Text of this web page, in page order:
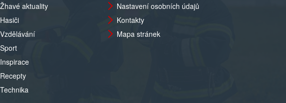
Žhavé aktuality
Hasiči
Vzdělávání
Sport
Inspirace
Recepty
Technika
Nastavení osobních údajů
Kontakty
Mapa stránek